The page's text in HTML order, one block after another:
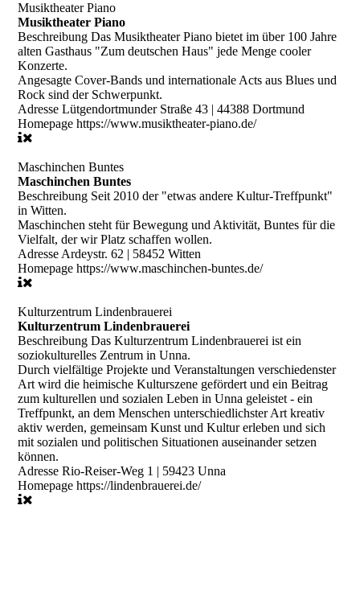
Musiktheater Piano
Musiktheater Piano
BeschreibungDas Musiktheater Piano bietet im über 100 Jahre
alten Gasthaus "Zum deutschen Haus" jede Menge cooler
Konzerte.
Angesagte Cover-Bands und internationale Acts aus Blues und
Rock sind der Schwerpunkt.
AdresseLütgendortmunder Straße 43 | 44388 Dortmund
Homepagehttps://www.musiktheater-piano.de/
Maschinchen Buntes
Maschinchen Buntes
Beschreibung Seit 2010 der "etwas andere Kultur-Treffpunkt"
in Witten.
Maschinchen steht für Bewegung und Aktivität, Buntes für die
Vielfalt, der wir Platz schaffen wollen.
Adresse Ardeystr. 62 | 58452 Witten
Homepagehttps://www.maschinchen-buntes.de/
Kulturzentrum Lindenbrauerei
Kulturzentrum Lindenbrauerei
BeschreibungDas Kulturzentrum Lindenbrauerei ist ein
soziokulturelles Zentrum in Unna.
Durch vielfältige Projekte und Veranstaltungen verschiedenster
Art wird die heimische Kulturszene gefördert und ein Beitrag
zum kulturellen und sozialen Leben in Unna geleistet - ein
Treffpunkt, an dem Menschen unterschiedlichster Art kreativ
aktiv werden, gemeinsam Kunst und Kultur erleben und sich
mit sozialen und politischen Situationen auseinander setzen
können.
AdresseRio-Reiser-Weg 1 | 59423 Unna
Homepagehttps://lindenbrauerei.de/